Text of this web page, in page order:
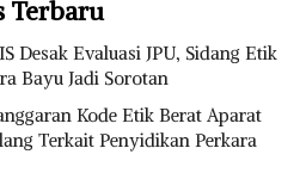
Terbaru
Desak Evaluasi JPU, Sidang Etik
Bayu Jadi Sorotan
Kode Etik Berat Aparat
Terkait Penyidikan Perkara